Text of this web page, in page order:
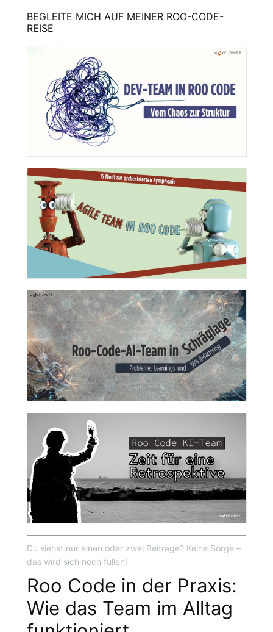
BEGLEITE MICH AUF MEINER ROO-CODE-
REISE
Du siehst nur einen oder zwei Beiträge? Keine Sorge –
das wird sich noch füllen!
Roo Code in der Praxis:
Wie das Team im Alltag